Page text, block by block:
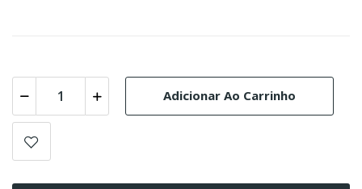
Adicionar Ao Carrinho